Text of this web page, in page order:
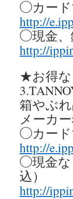
◯カード
http://
◯現金、
http://
★お得な
箱やぶ
メーカ
◯カード
http://
◯現金な
込）
http://